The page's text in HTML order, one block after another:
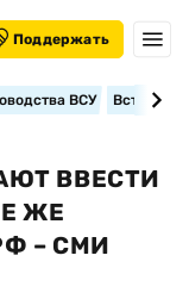
Поддержать
ВСУ
ВВЕСТИ
ЖЕ
– СМИ